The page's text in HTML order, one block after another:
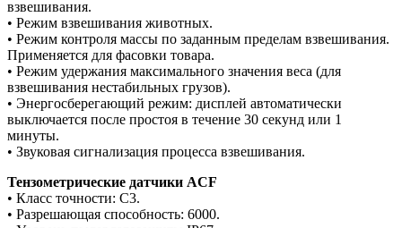
взвешивания.
• Режим взвешивания животных.
• Режим контроля массы по заданным пределам взвешивания.
Применяется для фасовки товара.
• Режим удержания максимального значения веса (для
взвешивания нестабильных грузов).
• Энергосберегающий режим: дисплей автоматически
выключается после простоя в течение 30 секунд или 1
минуты.
• Звуковая сигнализация процесса взвешивания.
Тензометрические датчики ACF
• Класс точности: C3.
• Разрешающая способность: 6000.